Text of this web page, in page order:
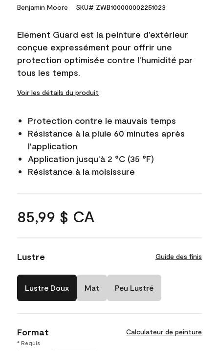
Benjamin Moore SKU# ZWB100000002251023
Element Guard est la peinture d’extérieur
conçue expressément pour offrir une
protection optimisée contre l’humidité par
tous les temps.
Voir les détails du produit
Protection contre le mauvais temps
Résistance à la pluie 60 minutes après
l'application
Application jusqu’à 2 °C (35 °F)
Résistance à la moisissure
85,99 $ CA
Lustre Guide des finis
Lustre Doux Mat Peu Lustré
Format Calculateur de peinture
* Requis